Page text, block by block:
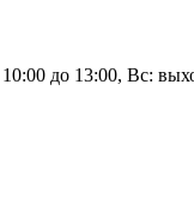
до 13:00, Вс: